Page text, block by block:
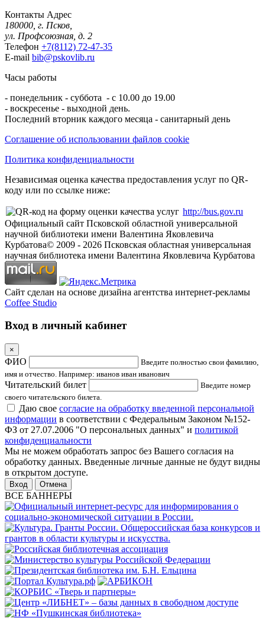
Контакты Адрес
180000, г. Псков,
ул. Профсоюзная, д. 2
Телефон +7(8112) 72-47-35
E-mail bib@pskovlib.ru
Часы работы
- понедельник - суббота - с 10.00 до 19.00
- воскресенье - выходной день.
Последний вторник каждого месяца - санитарный день
Соглашение об использовании файлов cookie
Политика конфиденциальности
Независимая оценка качества предоставления услуг по QR-
коду или по ссылке ниже:
http://bus.gov.ru
Официальный сайт Псковской областной универсальной
научной библиотеки имени Валентина Яковлевича
Курбатова© 2009 - 2026 Псковская областная универсальная
научная библиотека имени Валентина Яковлевича Курбатова
Сайт сделан на основе дизайна агентства интернет-рекламы
Coffee Studio
Вход в личный кабинет
×
ФИО
Введите полностью свои фамилию,
имя и отчество. Например: иванов иван иванович
Читательский билет
Введите номер
своего читательского билета.
Даю свое согласие на обработку введенной персональной
информации в соответствии с Федеральным Законом №152-
ФЗ от 27.07.2006 "О персональных данных" и политикой
конфиденциальности
Мы не можем обработать запрос без Вашего согласия на
обработку данных. Введенные личные данные не будут видны
в открытом доступе.
Отмена
ВСЕ БАННЕРЫ